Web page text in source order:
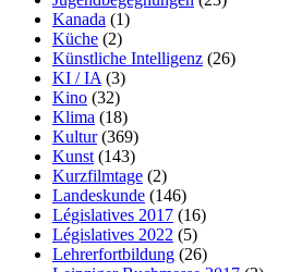
Kanada (1)
Küche (2)
Künstliche Intelligenz (26)
KI / IA (3)
Kino (32)
Klima (18)
Kultur(369)
Kunst (143)
Kurzfilmtage (2)
Landeskunde (146)
Législatives 2017 (16)
Législatives 2022 (5)
Lehrerfortbildung (26)